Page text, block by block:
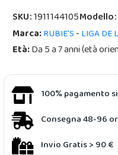
SKU:1911144105Modello:
Marca:RUBIE'S-LIGA DE
Età:Da 5 a 7 anni (età
100% pagamento
Consegna 48-96
Invio Gratis > 90 €